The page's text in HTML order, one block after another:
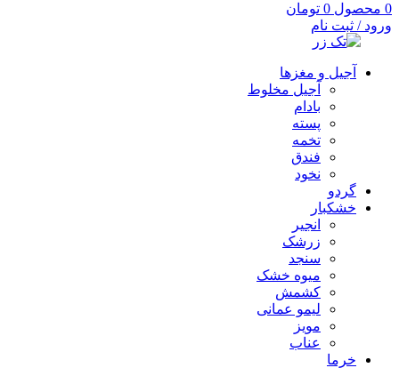
0 محصول 0 تومان
ورود / ثبت نام
آجیل و مغزها
آجیل مخلوط
بادام
پسته
تخمه
فندق
نخود
گردو
خشکبار
انجیر
زرشک
سنجد
میوه خشک
کشمش
لیمو عمانی
مویز
عناب
خرما